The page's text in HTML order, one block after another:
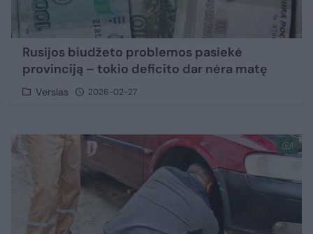
Rusijos biudžeto problemos pasiekė
provinciją – tokio deficito dar nėra matę
Verslas 2026-02-27
1